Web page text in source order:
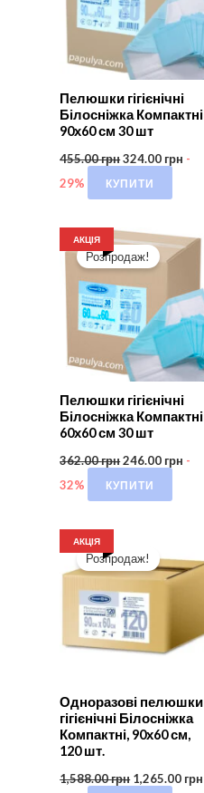
Пелюшки гігієнічні
Білосніжка Компактні
90х60 см 30 шт
455.00грн324.00 грн -
29%
КУПИТИ
АКЦІЯ
Розпродаж!
Пелюшки гігієнічні
Білосніжка Компактні
60х60 см 30 шт
362.00грн246.00 грн -
32%
КУПИТИ
АКЦІЯ
Розпродаж!
Одноразові пелюшки
гігієнічні Білосніжка
Компактні, 90х60 см,
120 шт.
1,588.00грн 1,265.00 грн